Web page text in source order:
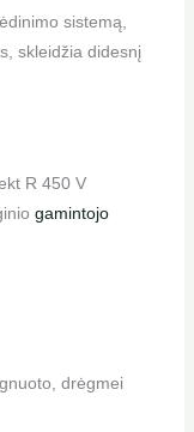
sistemą,
skleidžia didesnį
R 450 V
gamintojo
drėgmei